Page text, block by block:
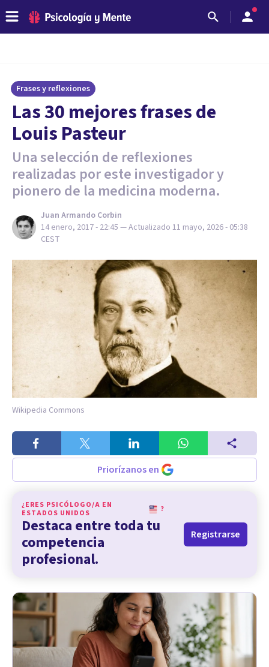
Frases y reflexiones
Las 30 mejores frases de
Louis Pasteur
Una selección de reflexiones
realizadas por este investigador y
pionero de la medicina moderna.
Juan Armando Corbin
14 enero, 2017 - 22:45 — Actualizado 11 mayo, 2026 - 05:38
CEST
Wikipedia Commons
Priorízanos en
¿ERES PSICÓLOGO/A EN
ESTADOS UNIDOS
?
Destaca entre toda tu
competencia
profesional.
Registrarse